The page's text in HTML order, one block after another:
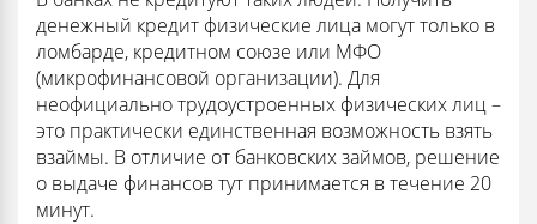
денежный кредит физические лица могут только в
ломбарде, кредитном союзе или МФО
(микрофинансовой организации). Для
неофициально трудоустроенных физических лиц –
это практически единственная возможность взять
взаймы. В отличие от банковских займов, решение
о выдаче финансов тут принимается в течение 20
минут.